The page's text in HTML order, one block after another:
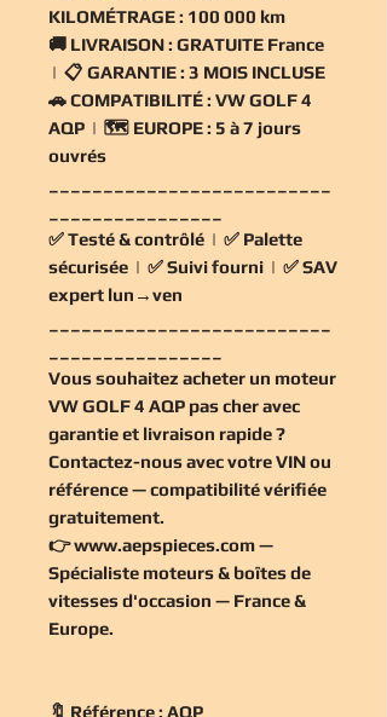
KILOMÉTRAGE : 100 000 km
🚚 LIVRAISON : GRATUITE France
| 📋 GARANTIE : 3 MOIS INCLUSE
🚗COMPATIBILITÉ : VW GOLF 4
AQP | 🗺️ EUROPE : 5 à 7 jours
ouvrés
✅Testé & contrôlé | ✅ Palette
sécurisée | ✅Suivi fourni | ✅SAV
expert lun→ven
Vous souhaitez acheter un moteur
VW GOLF 4 AQP pas cheravec
garantie et livraison rapide ?
Contactez-nous avec votre VIN ou
référence — compatibilité vérifiée
gratuitement.
👉www.aepspieces.com—
Spécialiste moteurs & boîtes de
vitesses d'occasion — France &
Europe.
🔖 Référence : AQP